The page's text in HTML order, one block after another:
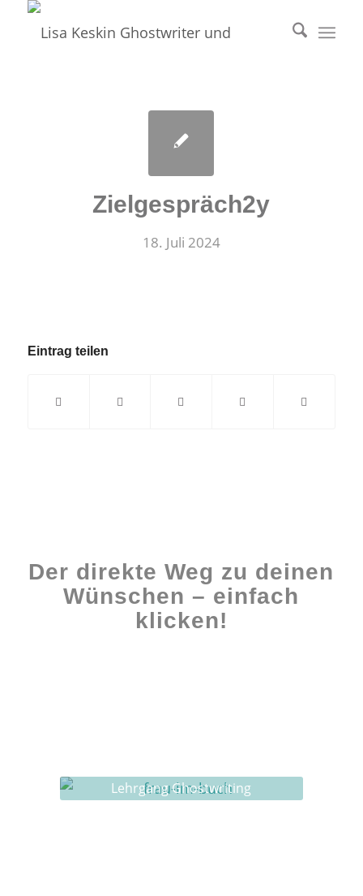
Zielgespräch2y
18. Juli 2024
Eintrag teilen
Der direkte Weg zu deinen
Wünschen – einfach
klicken!
Lehrgang Ghostwriting